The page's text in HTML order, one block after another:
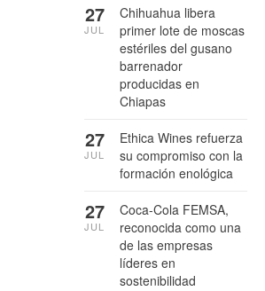
Chihuahua libera
primer lote de moscas
estériles del gusano
barrenador
producidas en
Chiapas
27
JUL
Ethica Wines refuerza
su compromiso con la
formación enológica
27
JUL
Coca-Cola FEMSA,
reconocida como una
de las empresas
líderes en
sostenibilidad
27
JUL